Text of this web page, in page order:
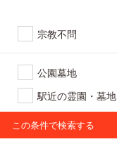
宗教不問
公園墓地
駅近の霊園・墓地
この条件で検索する